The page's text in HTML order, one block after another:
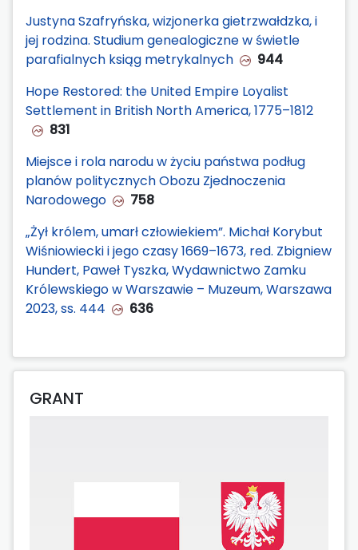
Justyna Szafryńska, wizjonerka gietrzwałdzka, i
jej rodzina. Studium genealogiczne w świetle
parafialnych ksiąg metrykalnych
944
Hope Restored: the United Empire Loyalist
Settlement in British North America, 1775–1812
831
Miejsce i rola narodu w życiu państwa podług
planów politycznych Obozu Zjednoczenia
Narodowego
758
„Żył królem, umarł człowiekiem”. Michał Korybut
Wiśniowiecki i jego czasy 1669–1673, red. Zbigniew
Hundert, Paweł Tyszka, Wydawnictwo Zamku
Królewskiego w Warszawie – Muzeum, Warszawa
2023, ss. 444
636
GRANT